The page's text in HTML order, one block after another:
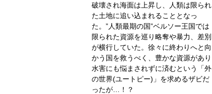
破壊され海面は上昇し、人類は限られ
た土地に追い込まれることとなっ
た。”人類最期の国”ベルソー王国では
限られた資源を巡り略奪や暴力、差別
が横行していた。徐々に終わりへと向
かう国を救うべく、豊かな資源があり
水害にも悩まされずに済むという「外
の世界(ユートピー)」を求めるザビだ
ったが…！？